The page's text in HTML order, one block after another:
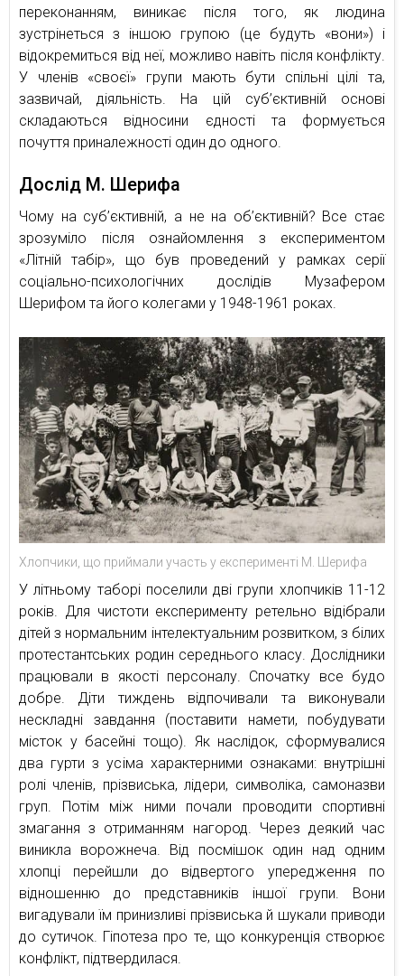
переконанням, виникає після того, як людина
зустрінеться з іншою групою (це будуть «вони») і
відокремиться від неї, можливо навіть після конфлікту.
У членів «своєї» групи мають бути спільні цілі та,
зазвичай, діяльність. На цій суб’єктивній основі
складаються відносини єдності та формується
почуття приналежності один до одного.
Дослід М. Шерифа
Чому на суб’єктивній, а не на об’єктивній? Все стає
зрозуміло після ознайомлення з експериментом
«Літній табір», що був проведений у рамках серії
соціально-психологічних дослідів Музафером
Шерифом та його колегами у 1948-1961 роках.
Хлопчики, що приймали участь у експерименті М. Шерифа
У літньому таборі поселили дві групи хлопчиків 11-12
років. Для чистоти експерименту ретельно відібрали
дітей з нормальним інтелектуальним розвитком, з білих
протестантських родин середнього класу. Дослідники
працювали в якості персоналу. Спочатку все будо
добре. Діти тиждень відпочивали та виконували
нескладні завдання (поставити намети, побудувати
місток у басейні тощо). Як наслідок, сформувалися
два гурти з усіма характерними ознаками: внутрішні
ролі членів, прізвиська, лідери, символіка, самоназви
груп. Потім між ними почали проводити спортивні
змагання з отриманням нагород. Через деякий час
виникла ворожнеча. Від посмішок один над одним
хлопці перейшли до відвертого упередження по
відношенню до представників іншої групи. Вони
вигадували їм принизливі прізвиська й шукали приводи
до сутичок. Гіпотеза про те, що конкуренція створює
конфлікт, підтвердилася.